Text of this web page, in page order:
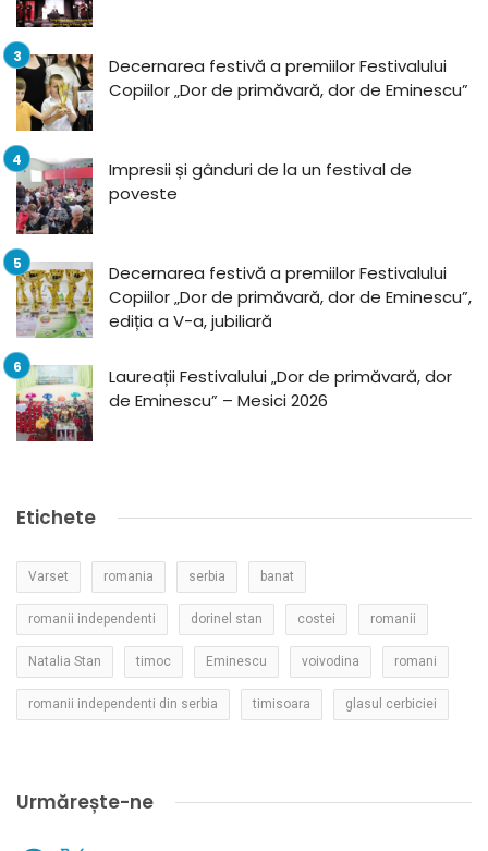
Decernarea festivă a premiilor Festivalului
Copiilor „Dor de primăvară, dor de Eminescu”
Impresii și gânduri de la un festival de
poveste
Decernarea festivă a premiilor Festivalului
Copiilor „Dor de primăvară, dor de Eminescu”,
ediția a V-a, jubiliară
Laureații Festivalului „Dor de primăvară, dor
de Eminescu” – Mesici 2026
Etichete
Varset romania serbia banat
romanii independenti dorinel stan costei romanii
Natalia Stan timoc Eminescu voivodina romani
romanii independenti din serbia timisoara glasul cerbiciei
Urmărește-ne